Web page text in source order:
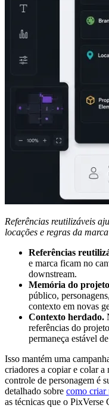
Referências reutilizáveis
locações e regras da
Referências
e marca ficam no
downstream.
Memória do
público,
contexto em novas
Contexto herdado.
referências do
permaneça estável
Isso mantém uma
criadores a copiar e colar a
controle de personagem é
detalhado sobre como criar
as técnicas que o